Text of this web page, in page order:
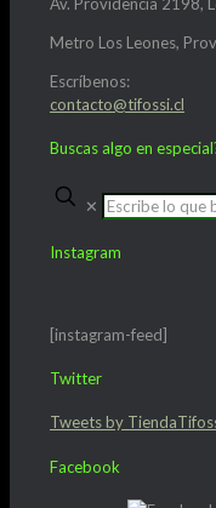
Metro Los Leones,
Escríbenos:
contacto@tifossi.cl
Buscas algo en
✕
Instagram
[instagram-feed]
Twitter
Tweets by
Facebook